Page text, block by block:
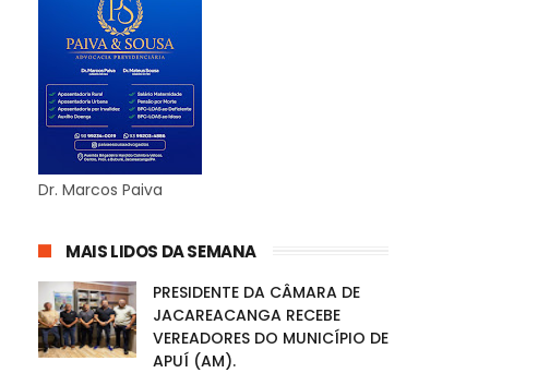
Dr. Marcos Paiva
MAIS LIDOS DA SEMANA
PRESIDENTE DA CÂMARA DE
JACAREACANGA RECEBE
VEREADORES DO MUNICÍPIO DE
APUÍ (AM).